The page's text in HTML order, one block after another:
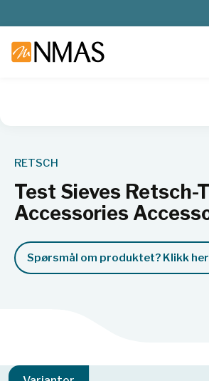
RETSCH
Test Sieves Retsch-
Accessories
Spørsmål om produktet? Klikk